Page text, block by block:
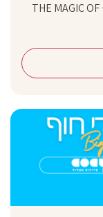
חגיגה מוזיקלית בינלאומית: LOBODA (רוסיה) + THE MAGIC OF